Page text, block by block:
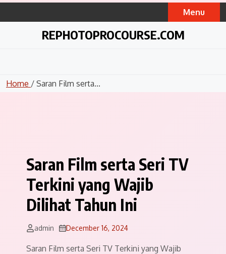
Skip
Menu
REPHOTOPROCOURSE.COM
Home / Saran Film serta...
Saran Film serta Seri TV
Terkini yang Wajib
Dilihat Tahun Ini
admin December 16, 2024
Saran Film serta Seri TV Terkini yang Wajib